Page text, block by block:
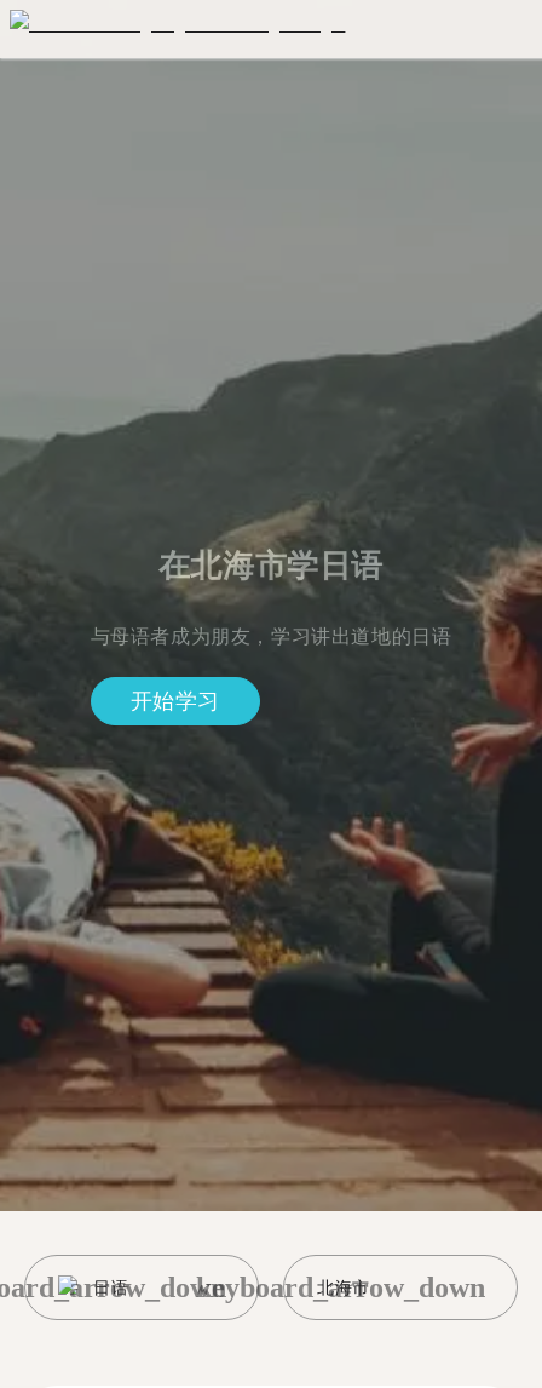
在北海市学日语
与母语者成为朋友，学习讲出道地的日语
开始学习
日语 北海市
keyboard_arrow_down